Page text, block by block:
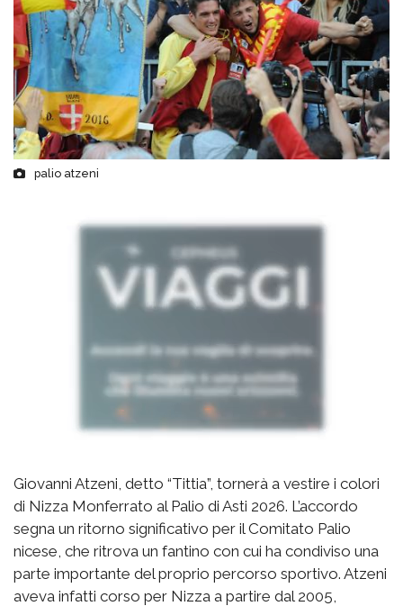
palio atzeni
Giovanni Atzeni, detto “Tittia”, tornerà a vestire i colori
di Nizza Monferrato al Palio di Asti 2026. L’accordo
segna un ritorno significativo per il Comitato Palio
nicese, che ritrova un fantino con cui ha condiviso una
parte importante del proprio percorso sportivo. Atzeni
aveva infatti corso per Nizza a partire dal 2005,